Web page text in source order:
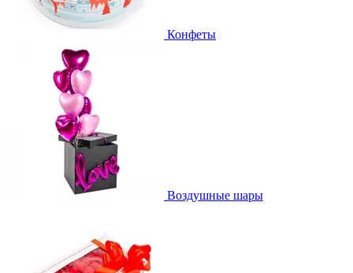
Конфеты
Воздушные шары